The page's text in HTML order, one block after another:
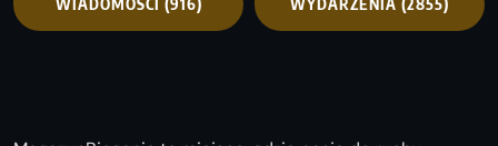
WIADOMOŚCI (916) WYDARZENIA (2855)